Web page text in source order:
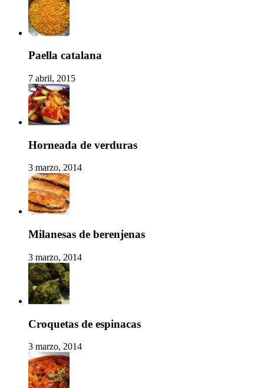
Paella catalana
7 abril, 2015
Horneada de verduras
3 marzo, 2014
Milanesas de berenjenas
3 marzo, 2014
Croquetas de espinacas
3 marzo, 2014